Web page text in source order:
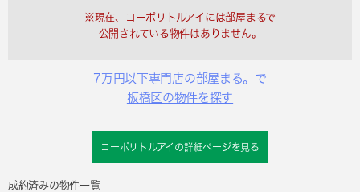
※現在、コーポリトルアイには部屋まるで
公開されている物件はありません。
7万円以下専門店の部屋まる。で
板橋区の物件を探す
コーポリトルアイの詳細ページを見る
成約済みの物件一覧